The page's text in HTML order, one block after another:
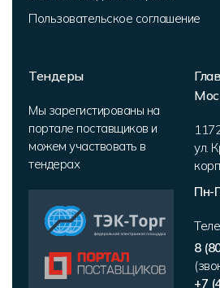
Пользовательское соглашение
Тендеры
Мы зарегистированы на
портале поставщиков и
можем участвовать в
тендерах
ул.
Пн-
8
+7